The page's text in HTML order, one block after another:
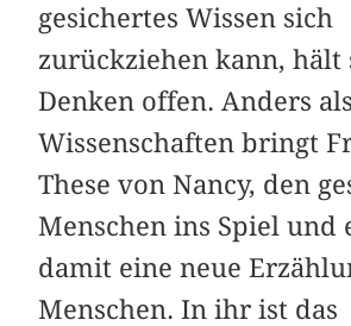
gesichertes Wissen sich
zurückziehen kann, hält
Denken offen. Anders
Wissenschaften bringt
These von Nancy, den
Menschen ins Spiel und
damit eine neue
Menschen. In ihr ist das